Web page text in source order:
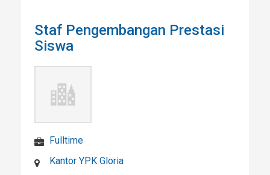
Staf Pengembangan Prestasi
Siswa
Fulltime
Kantor YPK Gloria